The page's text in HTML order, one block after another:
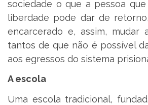
sociedade o que a pessoa
liberdade pode dar de
encarcerado e, assim, mudar
tantos de que não é possível
aos egressos do sistema
A escola
Uma escola tradicional,